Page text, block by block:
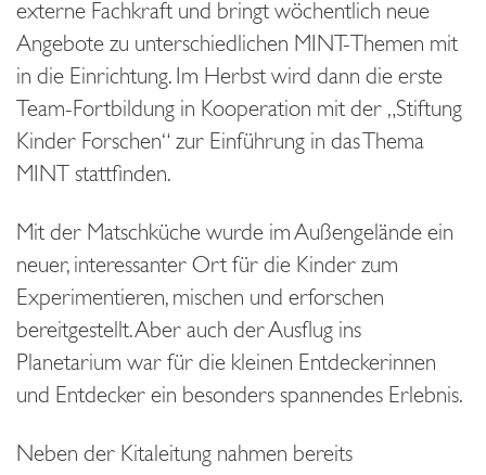
externe Fachkraft und bringt wöchentlich neue
Angebote zu unterschiedlichen MINT-Themen mit
in die Einrichtung. Im Herbst wird dann die erste
Team-Fortbildung in Kooperation mit der „Stiftung
Kinder Forschen“ zur Einführung in das Thema
MINT stattfinden.
Mit der Matschküche wurde im Außengelände ein
neuer, interessanter Ort für die Kinder zum
Experimentieren, mischen und erforschen
bereitgestellt. Aber auch der Ausflug ins
Planetarium war für die kleinen Entdeckerinnen
und Entdecker ein besonders spannendes Erlebnis.
Neben der Kitaleitung nahmen bereits